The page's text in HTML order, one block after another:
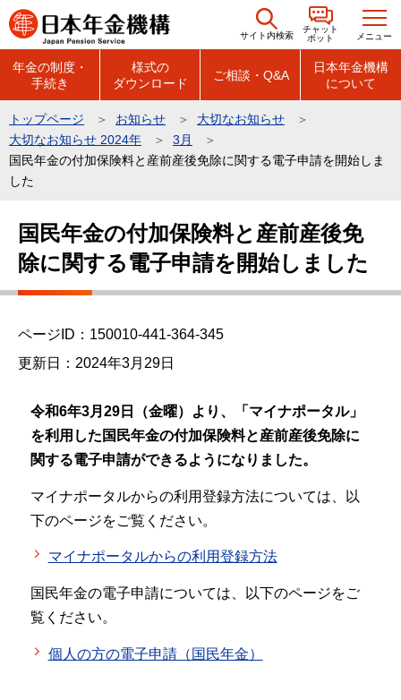
こ
の
先
頭
サイト内検索
チャット
ボット
メニュー
年金の制度・
手続き
様式の
ダウンロード
ご相談・Q&A
日本年金機構
について
トップページ お知らせ
大切なお知らせ
大切なお知らせ 2024年
3月
国民年金の付加保険料と産前産後免除に関する電子申請を開始しま
した
国民年金の付加保険料と産前産後免
除に関する電子申請を開始しました
ページID：150010-441-364-345
更新日：2024年3月29日
令和6年3月29日（金曜）より、「マイナポータル」
を利用した国民年金の付加保険料と産前産後免除に
関する電子申請ができるようになりました。
マイナポータルからの利用登録方法については、以
下のページをご覧ください。
マイナポータルからの利用登録方法
国民年金の電子申請については、以下のページをご
覧ください。
個人の方の電子申請（国民年金）